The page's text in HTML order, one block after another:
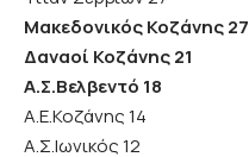
Μακεδονικός Κοζάνης 27
Δαναοί Κοζάνης 21
Α.Σ.Βελβεντό 18
Α.Ε.Κοζάνης 14
Α.Σ.Ιωνικός 12